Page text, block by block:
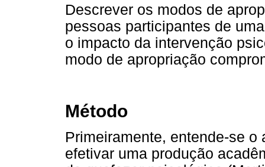
Descrever os modos de
pessoas participantes de
o impacto da intervenção
modo de apropriação
Método
Primeiramente, entende-se
efetivar uma produção